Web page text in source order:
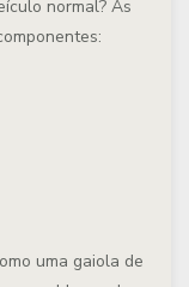
normal? As
uma gaiola de